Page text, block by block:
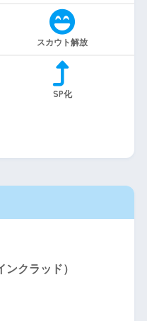
スカウト解放
SP化
クラッド）